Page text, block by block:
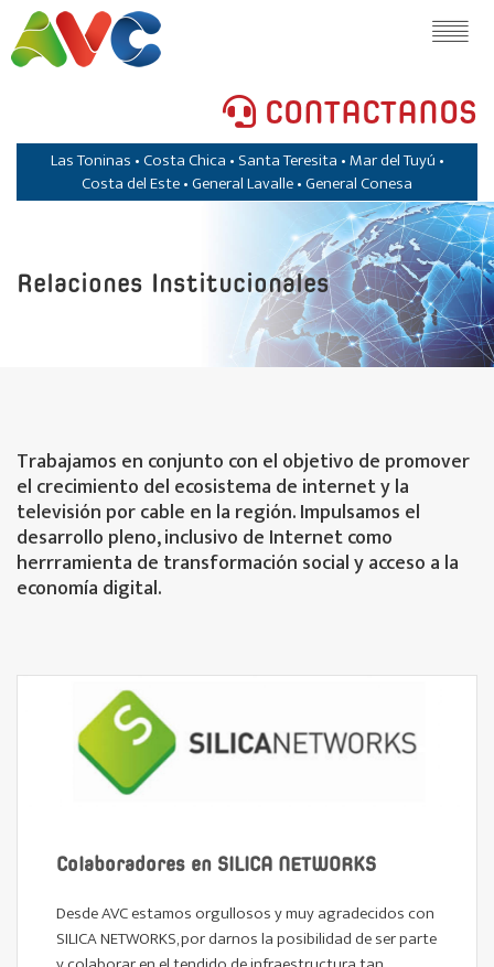
CONTACTANOS
Las Toninas • Costa Chica • Santa Teresita • Mar del Tuyú •
Costa del Este • General Lavalle • General Conesa
Relaciones Institucionales
Trabajamos en conjunto con el objetivo de promover
el crecimiento del ecosistema de internet y la
televisión por cable en la región. Impulsamos el
desarrollo pleno, inclusivo de Internet como
herrramienta de transformación social y acceso a la
economía digital.
Colaboradores en SILICA NETWORKS
Desde AVC estamos orgullosos y muy agradecidos con
SILICA NETWORKS, por darnos la posibilidad de ser parte